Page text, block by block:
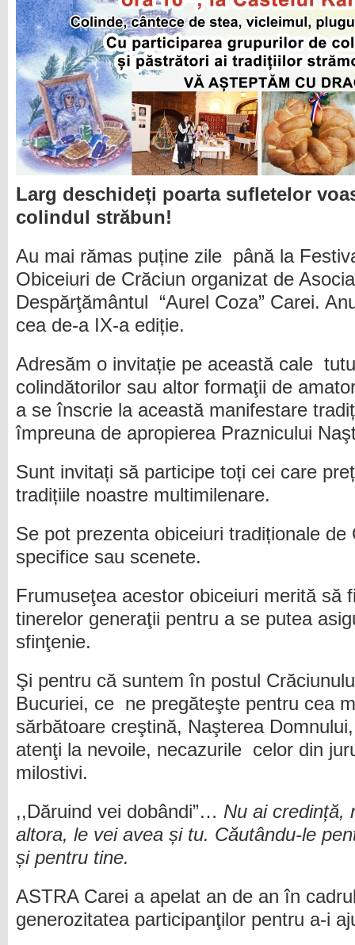
Larg deschideți poarta sufletelor
colindul străbun!
Au mai rămas puține zile până la
Obiceiuri de Crăciun organizat de
Despărţământul “Aurel Coza” Carei.
cea de-a IX-a ediție.
Adresăm o invitație pe această cale
colindătorilor sau altor formaţii de
a se înscrie la această manifestare
împreuna de apropierea Praznicului
Sunt invitați să participe toți cei care
tradițiile noastre multimilenare.
Se pot prezenta obiceiuri tradiționale de
specifice sau scenete.
Frumuseţea acestor obiceiuri merită să
tinerelor generaţii pentru a se putea
sfinţenie.
Şi pentru că suntem în postul
Bucuriei, ce ne pregăteşte pentru cea
sărbătoare creştină, Naşterea
atenţi la nevoile, necazurile celor din
milostivi.
,,Dăruind vei dobândi”… Nu ai credință,
altora, le vei avea și tu. Căutându-le
și pentru tine.
ASTRA Carei a apelat an de an în
generozitatea participanţilor pentru a-i